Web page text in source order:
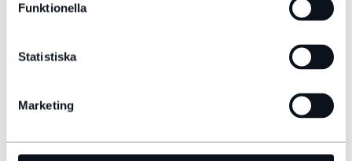
Funktionella
Statistiska
Marketing
ingår i alla serviceavtal för Jaguars dieselbilar och kan
utföras hos alla auktoriserade Jaguar Land Rover-
behöva en påfyllning innan det är dags för nästa service.